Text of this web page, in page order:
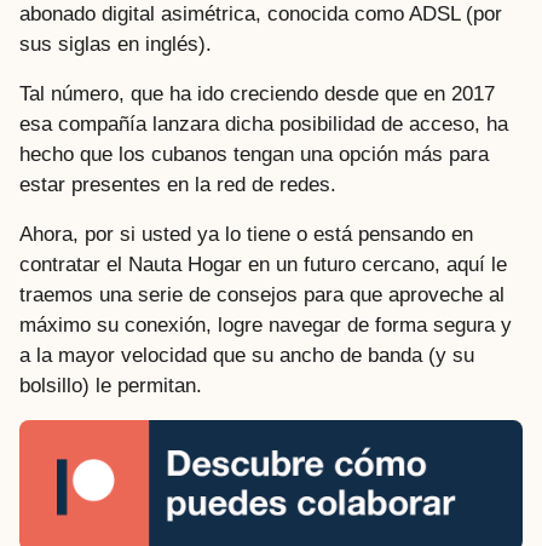
abonado digital asimétrica, conocida como ADSL (por
sus siglas en inglés).
Tal número, que ha ido creciendo desde que en 2017
esa compañía lanzara dicha posibilidad de acceso, ha
hecho que los cubanos tengan una opción más para
estar presentes en la red de redes.
Ahora, por si usted ya lo tiene o está pensando en
contratar el Nauta Hogar en un futuro cercano, aquí le
traemos una serie de consejos para que aproveche al
máximo su conexión, logre navegar de forma segura y
a la mayor velocidad que su ancho de banda (y su
bolsillo) le permitan.